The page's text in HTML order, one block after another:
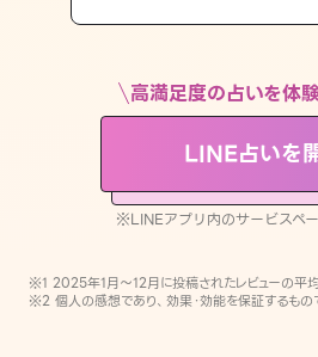
LINE占いを開く
※LINEアプリ内のサービスページへ遷移します
高満足度の占いを体
LINE占いを
※LINEアプリ内のサービスペ
※1 2025年1月〜12月に投稿されたレビューの平
※2 個人の感想であり、効果・効能を保証するもの